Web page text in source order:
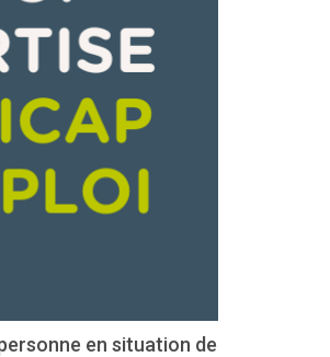
en situation de